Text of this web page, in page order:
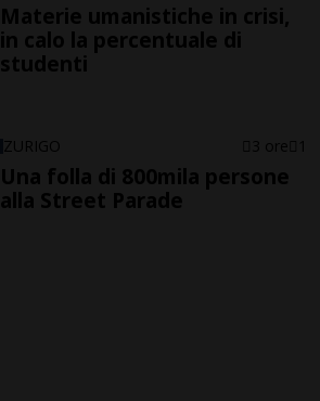
Materie umanistiche in crisi,
in calo la percentuale di
studenti
ZURIGO 3 ore 1
Una folla di 800mila persone
alla Street Parade